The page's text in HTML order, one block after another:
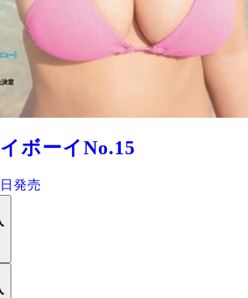
ボーイNo.15
発売